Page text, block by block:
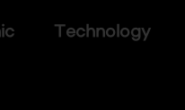
Technology